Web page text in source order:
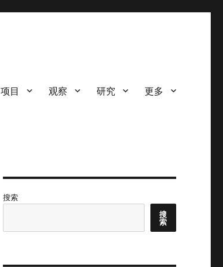
项目 观察 研究 更多
搜索
搜
索